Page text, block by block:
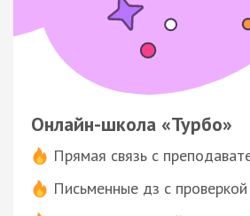
Онлайн-школа «Турбо»
Прямая связь с
Письменные дз с проверкой